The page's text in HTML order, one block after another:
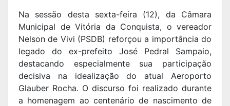
Na sessão desta sexta-feira (12), da Câmara
Municipal de Vitória da Conquista, o vereador
Nelson de Vivi (PSDB) reforçou a importância do
legado do ex-prefeito José Pedral Sampaio,
destacando especialmente sua participação
decisiva na idealização do atual Aeroporto
Glauber Rocha. O discurso foi realizado durante
a homenagem ao centenário de nascimento de